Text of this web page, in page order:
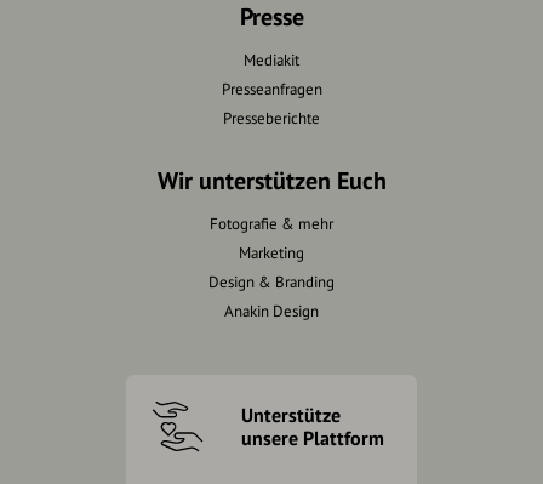
Presse
Mediakit
Presseanfragen
Presseberichte
Wir unterstützen Euch
Fotografie & mehr
Marketing
Design & Branding
Anakin Design
Unterstütze
unsere Plattform